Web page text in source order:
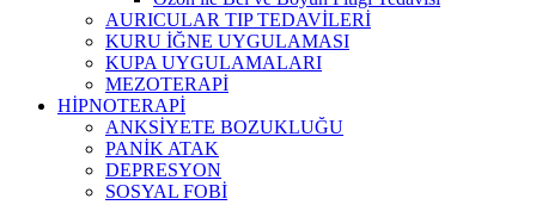
AURICULAR TIP TEDAVİLERİ
KURU İĞNE UYGULAMASI
KUPA UYGULAMALARI
MEZOTERAPİ
HİPNOTERAPİ
ANKSİYETE BOZUKLUĞU
PANİK ATAK
DEPRESYON
SOSYAL FOBİ